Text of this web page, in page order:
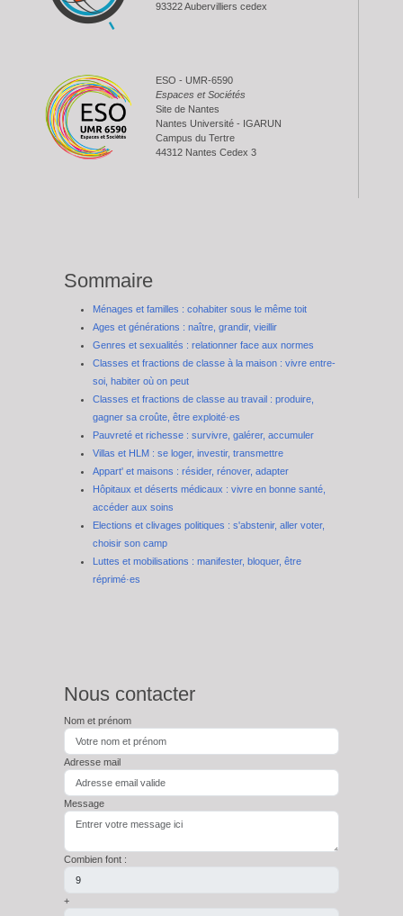
93322 Aubervilliers cedex
ESO - UMR-6590
Espaces et Sociétés
Site de Nantes
Nantes Université - IGARUN
Campus du Tertre
44312 Nantes Cedex 3
Sommaire
Ménages et familles : cohabiter sous le même toit
Ages et générations : naître, grandir, vieillir
Genres et sexualités : relationner face aux normes
Classes et fractions de classe à la maison : vivre entre-
soi, habiter où on peut
Classes et fractions de classe au travail : produire,
gagner sa croûte, être exploité·es
Pauvreté et richesse : survivre, galérer, accumuler
Villas et HLM : se loger, investir, transmettre
Appart' et maisons : résider, rénover, adapter
Hôpitaux et déserts médicaux : vivre en bonne santé,
accéder aux soins
Elections et clivages politiques : s'abstenir, aller voter,
choisir son camp
Luttes et mobilisations : manifester, bloquer, être
réprimé·es
Nous contacter
Nom et prénom
Adresse mail
Message
Combien font :
+